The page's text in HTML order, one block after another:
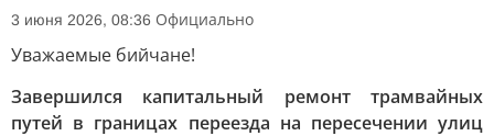
3 июня 2026, 08:36 Официально
Уважаемые бийчане!
Завершился капитальный ремонт трамвайных
путей в границах переезда на пересечении улиц